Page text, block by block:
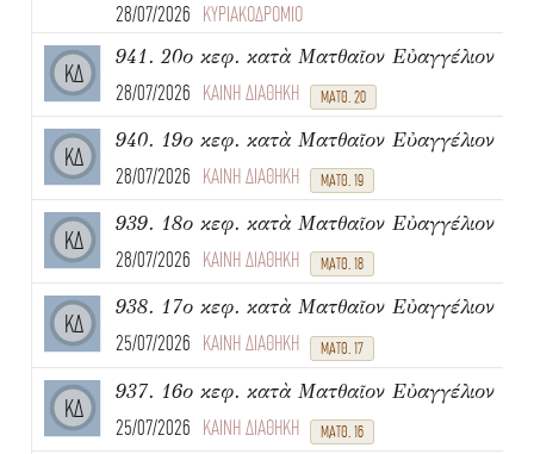
28/07/2026 ΚΥΡΙΑΚΟΔΡΟΜΙΟ
ΚΔ
941. 20ο κεφ. κατὰ Ματθαῖον Εὐαγγέλιον
28/07/2026 ΚΑΙΝΗ ΔΙΑΘΗΚΗ ΜΑΤΘ. 20
ΚΔ
940. 19ο κεφ. κατὰ Ματθαῖον Εὐαγγέλιον
28/07/2026 ΚΑΙΝΗ ΔΙΑΘΗΚΗ ΜΑΤΘ. 19
ΚΔ
939. 18ο κεφ. κατὰ Ματθαῖον Εὐαγγέλιον
28/07/2026 ΚΑΙΝΗ ΔΙΑΘΗΚΗ ΜΑΤΘ. 18
ΚΔ
938. 17ο κεφ. κατὰ Ματθαῖον Εὐαγγέλιον
25/07/2026 ΚΑΙΝΗ ΔΙΑΘΗΚΗ ΜΑΤΘ. 17
ΚΔ
937. 16ο κεφ. κατὰ Ματθαῖον Εὐαγγέλιον
25/07/2026 ΚΑΙΝΗ ΔΙΑΘΗΚΗ ΜΑΤΘ. 16